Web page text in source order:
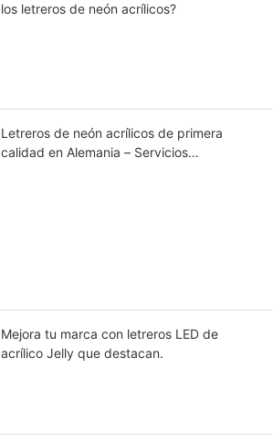
los letreros de neón acrílicos?
Letreros de neón acrílicos de primera
calidad en Alemania – Servicios
Mejora tu marca con letreros LED de
acrílico Jelly que destacan.